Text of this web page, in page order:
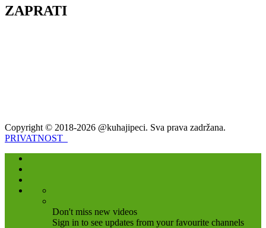
ZAPRATI
Copyright © 2018-2026 @kuhajipeci. Sva prava zadržana.
PRIVATNOST
Don't miss new videos
Sign in to see updates from your favourite channels